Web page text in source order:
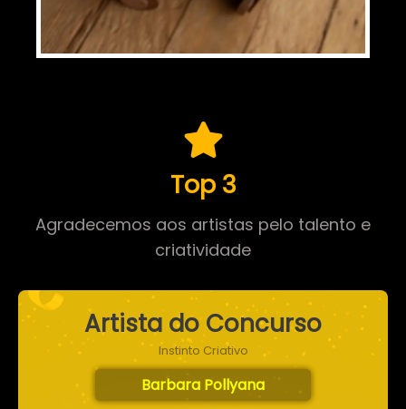
Top 3
Agradecemos aos artistas pelo talento e
criatividade
Artista do Concurso
Instinto Criativo
Barbara Pollyana